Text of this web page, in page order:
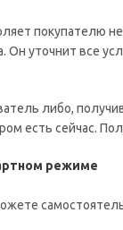
покупателю
уточнит все
либо,
есть сейчас.
режиме